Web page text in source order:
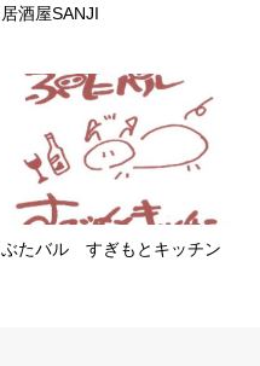
居酒屋SANJI
ぶたバル すぎもとキッチン